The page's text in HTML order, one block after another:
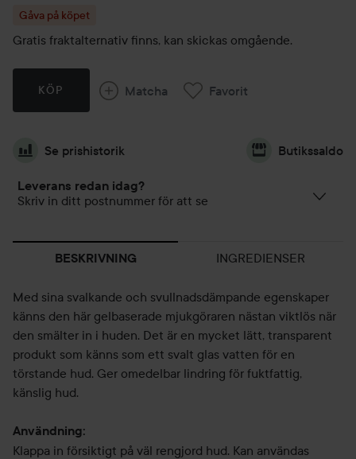
Gåva på köpet
Gratis fraktalternativ finns, kan skickas omgående.
KÖP Matcha Favorit
Se prishistorik Butikssaldo
Leverans redan idag?
Skriv in ditt postnummer för att se
BESKRIVNING INGREDIENSER
Med sina svalkande och svullnadsdämpande egenskaper
känns den här gelbaserade mjukgöraren nästan viktlös när
den smälter in i huden. Det är en mycket lätt, transparent
produkt som känns som ett svalt glas vatten för en
törstande hud. Ger omedelbar lindring för fuktfattig,
känslig hud.
Användning:
Klappa in försiktigt på väl rengjord hud. Kan användas